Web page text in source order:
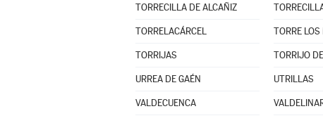
TORRECILLA DE ALCAÑIZ
TORRELACÁRCEL TORRE LOS
TORRIJAS TORRIJO
URREA DE GAÉN UTRILLAS
VALDECUENCA